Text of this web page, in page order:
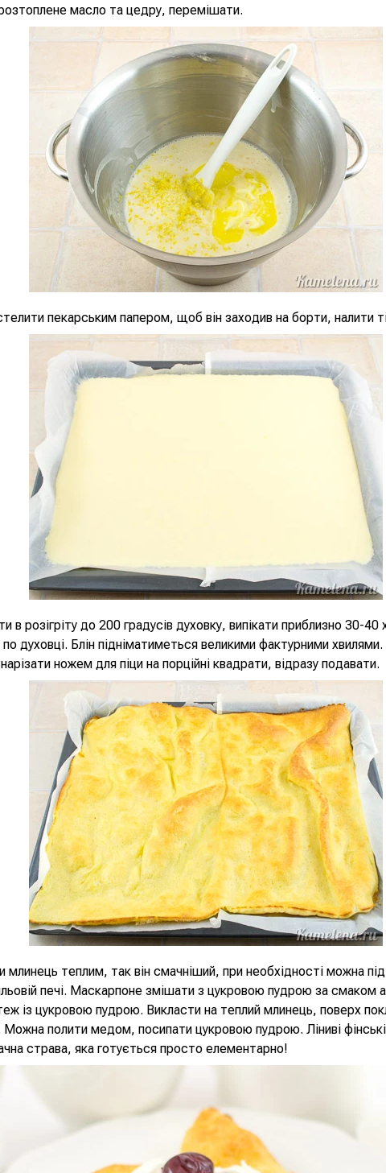
масло та цедру, перемішати.
пекарським папером, щоб він заходив на борти, налити
в розігріту до 200 градусів духовку, випікати приблизно 30-40
по духовці. Блін підніматиметься великими фактурними
ножем для піци на порційні квадрати, відразу подавати.
млинець теплим, так він смачніший, при необхідності можна
печі. Маскарпоне змішати з цукровою пудрою за смаком
із цукровою пудрою. Викласти на теплий млинець, поверх
полити медом, посипати цукровою пудрою. Ліниві
страва, яка готується просто елементарно!